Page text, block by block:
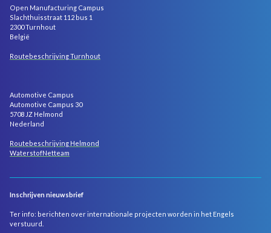
Open Manufacturing Campus
Slachthuisstraat 112 bus 1
2300 Turnhout
België
Routebeschrijving Turnhout
Automotive Campus
Automotive Campus 30
5708 JZ Helmond
Nederland
Routebeschrijving Helmond
WaterstofNetteam
Inschrijven nieuwsbrief
Ter info: berichten over internationale projecten worden in het Engels
verstuurd.